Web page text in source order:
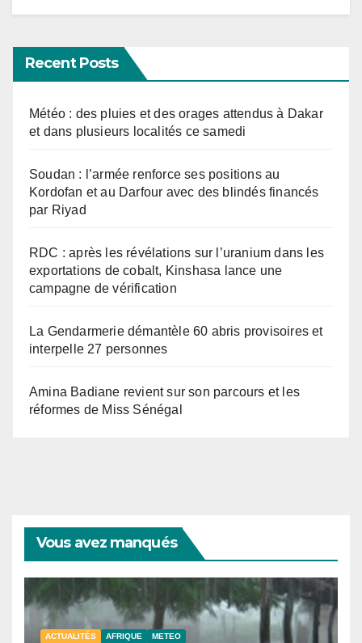
Recent Posts
Météo : des pluies et des orages attendus à Dakar
et dans plusieurs localités ce samedi
Soudan : l’armée renforce ses positions au
Kordofan et au Darfour avec des blindés financés
par Riyad
RDC : après les révélations sur l’uranium dans les
exportations de cobalt, Kinshasa lance une
campagne de vérification
La Gendarmerie démantèle 60 abris provisoires et
interpelle 27 personnes
Amina Badiane revient sur son parcours et les
réformes de Miss Sénégal
Vous avez manqués
ACTUALITÉS AFRIQUE METEO